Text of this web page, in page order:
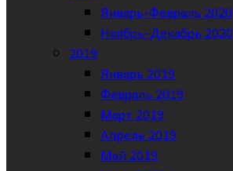
Январь-Февраль 2020
Ноябрь-Декабрь 2020
2019
Январь 2019
Февраль 2019
Март 2019
Апрель 2019
Май 2019